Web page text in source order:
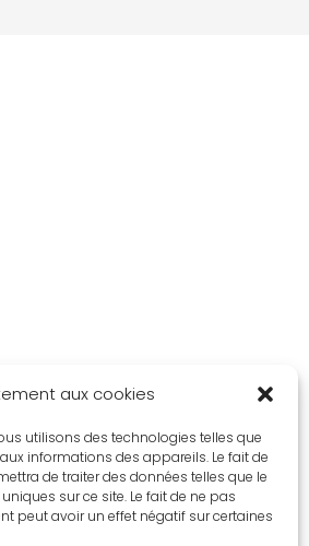
aux cookies
utilisons des technologies telles que
informations des appareils. Le fait de
de traiter des données telles que le
sur ce site. Le fait de ne pas
peut avoir un effet négatif sur certaines